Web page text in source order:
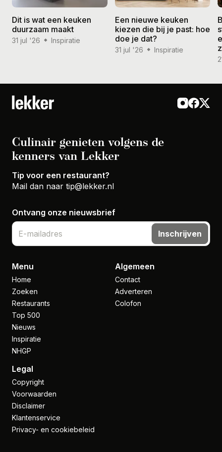
Dit is wat een keuken
duurzaam maakt
31 jul '26 Inspiratie
Een nieuwe keuken
kiezen die bij je past: hoe
doe je dat?
31 jul '26 Inspiratie
Culinair genieten volgens de
kenners van Lekker
Tip voor een restaurant?
Mail dan naar tip@lekker.nl
Ontvang onze nieuwsbrief
Inschrijven
Menu
Home
Zoeken
Restaurants
Top 500
Nieuws
Inspiratie
NHGP
Algemeen
Contact
Adverteren
Colofon
Legal
Copyright
Voorwaarden
Disclaimer
Klantenservice
Privacy- en cookiebeleid